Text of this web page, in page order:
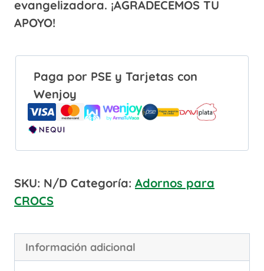
evangelizadora. ¡AGRADECEMOS TU
APOYO!
Paga por PSE y Tarjetas con
Wenjoy
SKU: N/D Categoría: Adornos para
CROCS
Información adicional